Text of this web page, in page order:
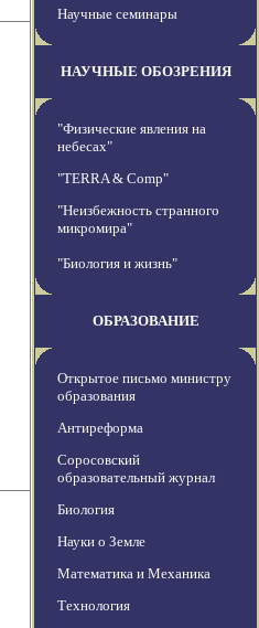
Научные семинары
НАУЧНЫЕ ОБОЗРЕНИЯ
"Физические явления на
небесах"
"TERRA & Comp"
"Неизбежность странного
микромира"
"Биология и жизнь"
ОБРАЗОВАНИЕ
Открытое письмо министру
образования
Антиреформа
Соросовский
образовательный журнал
Биология
Науки о Земле
Математика и Механика
Технология